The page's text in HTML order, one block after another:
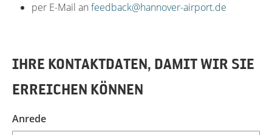
per E-Mail an feedback@hannover-airport.de
IHRE KONTAKTDATEN, DAMIT WIR SIE
ERREICHEN KÖNNEN
Anrede